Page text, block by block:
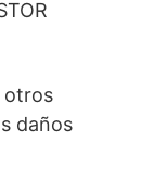
otros
daños